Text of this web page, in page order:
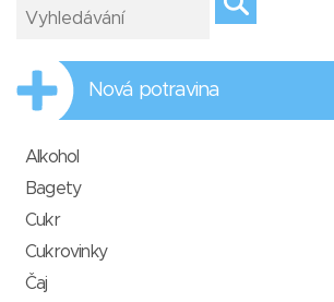
Nová potravina
Alkohol
Bagety
Cukr
Cukrovinky
Čaj